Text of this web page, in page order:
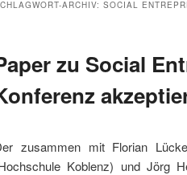
ARCHIV: SOCIAL
zu Social
zusammen mit Florian
Koblenz) und Jörg